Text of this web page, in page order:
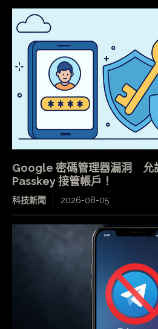
Google 密碼管理器漏洞 允
Passkey 接管帳戶！
科技新聞 2026-08-05